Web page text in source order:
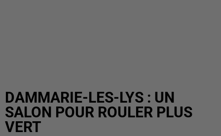
DAMMARIE-LES-LYS : UN
SALON POUR ROULER PLUS
VERT